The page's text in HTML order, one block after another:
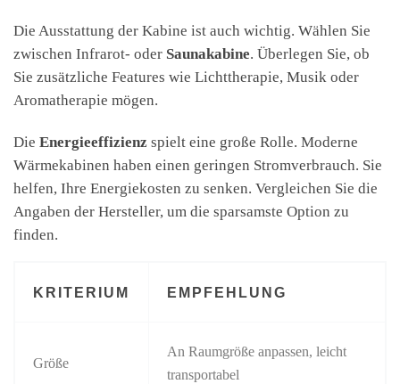
Die Ausstattung der Kabine ist auch wichtig. Wählen Sie
zwischen Infrarot- oder Saunakabine. Überlegen Sie, ob
Sie zusätzliche Features wie Lichttherapie, Musik oder
Aromatherapie mögen.
Die Energieeffizienz spielt eine große Rolle. Moderne
Wärmekabinen haben einen geringen Stromverbrauch. Sie
helfen, Ihre Energiekosten zu senken. Vergleichen Sie die
Angaben der Hersteller, um die sparsamste Option zu
finden.
KRITERIUM EMPFEHLUNG
Größe
An Raumgröße anpassen, leicht
transportabel